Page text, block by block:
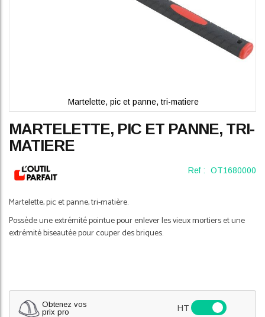
MARTELETTE, PIC ET PANNE, TRI-
MATIERE
Ref : OT1680000
Martelette, pic et panne, tri-matière.
Possède une extrémité pointue pour enlever les vieux mortiers et une
extrémité biseautée pour couper des briques.
Martelette, pic et panne, tri-matiere
to
the
beginning
the
Obtenez vos
prix pro
HT